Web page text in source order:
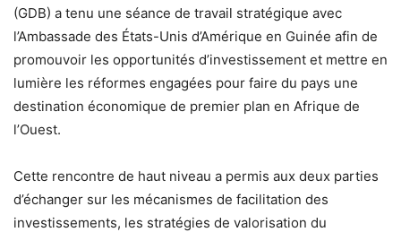
(GDB) a tenu une séance de travail stratégique avec
l’Ambassade des États-Unis d’Amérique en Guinée afin de
promouvoir les opportunités d’investissement et mettre en
lumière les réformes engagées pour faire du pays une
destination économique de premier plan en Afrique de
l’Ouest.
Cette rencontre de haut niveau a permis aux deux parties
d’échanger sur les mécanismes de facilitation des
investissements, les stratégies de valorisation du